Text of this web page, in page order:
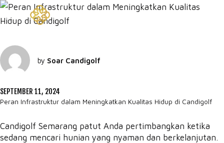
by Soar Candigolf
SEPTEMBER 11, 2024
Peran Infrastruktur dalam Meningkatkan Kualitas Hidup di Candigolf
Candigolf Semarang patut Anda pertimbangkan ketika
sedang mencari hunian yang nyaman dan berkelanjutan.